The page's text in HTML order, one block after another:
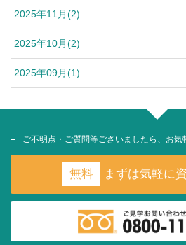
2025年11月(2)
2025年10月(2)
2025年09月(1)
ご不明点・ご質問等ございましたら、お気
無料 まずは気軽に